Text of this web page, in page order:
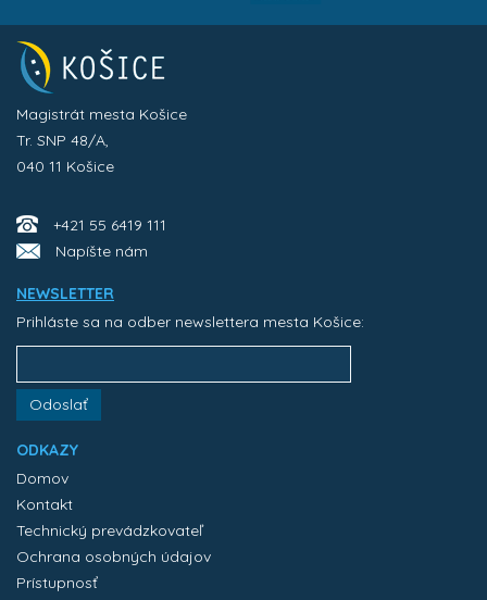
Magistrát mesta Košice
Tr. SNP 48/A,
040 11 Košice
+421 55 6419 111
Napíšte nám
NEWSLETTER
Prihláste sa na odber newslettera mesta Košice:
Odoslať
ODKAZY
Domov
Kontakt
Technický prevádzkovateľ
Ochrana osobných údajov
Prístupnosť